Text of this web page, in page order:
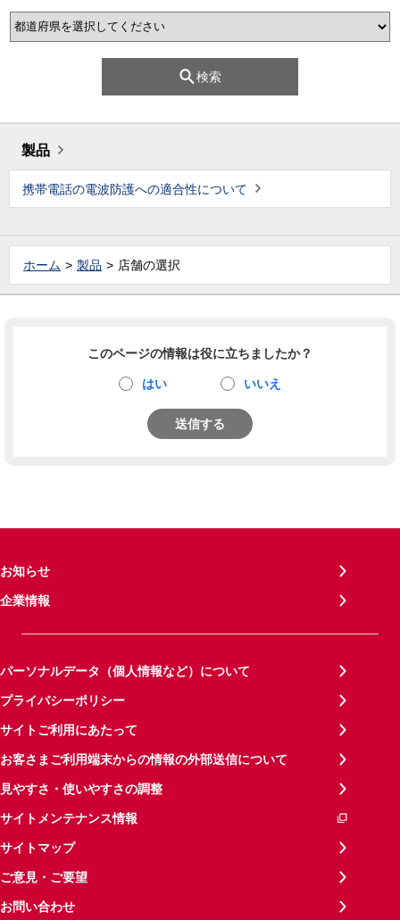
検索
製品
携帯電話の電波防護への適合性について
ホーム 製品 店舗の選択
このページの情報は役に立ちましたか？
はい いいえ
送信する
お知らせ
企業情報
パーソナルデータ（個人情報など）について
プライバシーポリシー
サイトご利用にあたって
お客さまご利用端末からの情報の外部送信について
見やすさ・使いやすさの調整
サイトメンテナンス情報
サイトマップ
ご意見・ご要望
お問い合わせ